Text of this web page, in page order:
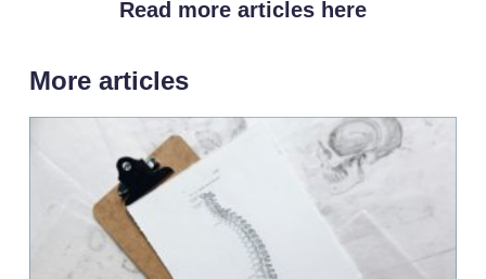
Read more articles here
More articles